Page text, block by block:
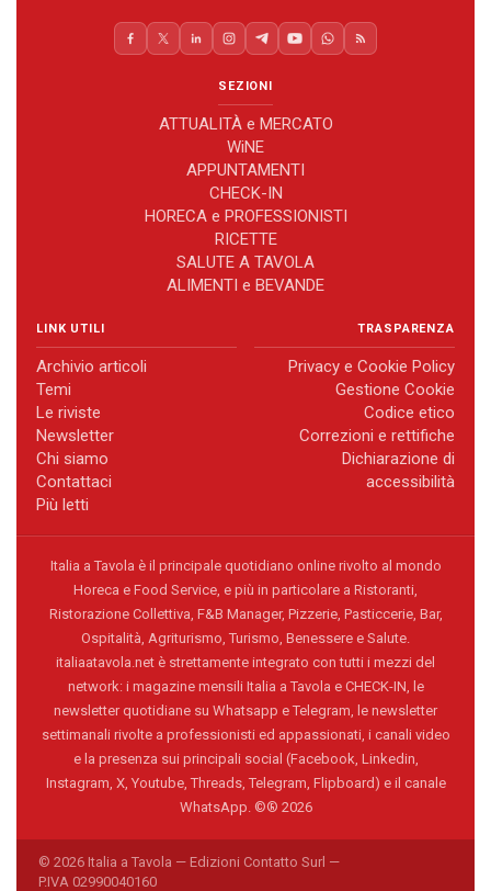
SEZIONI
ATTUALITÀ e MERCATO
WiNE
APPUNTAMENTI
CHECK-IN
HORECA e PROFESSIONISTI
RICETTE
SALUTE A TAVOLA
ALIMENTI e BEVANDE
LINK UTILI
Archivio articoli
Temi
Le riviste
Newsletter
Chi siamo
Contattaci
Più letti
TRASPARENZA
Privacy e Cookie Policy
Gestione Cookie
Codice etico
Correzioni e rettifiche
Dichiarazione di
accessibilità
Italia a Tavola è il principale quotidiano online rivolto al mondo
Horeca e Food Service, e più in particolare a Ristoranti,
Ristorazione Collettiva, F&B Manager, Pizzerie, Pasticcerie, Bar,
Ospitalità, Agriturismo, Turismo, Benessere e Salute.
italiaatavola.net è strettamente integrato con tutti i mezzi del
network: i magazine mensili Italia a Tavola e CHECK-IN, le
newsletter quotidiane su Whatsapp e Telegram, le newsletter
settimanali rivolte a professionisti ed appassionati, i canali video
e la presenza sui principali social (Facebook, Linkedin,
Instagram, X, Youtube, Threads, Telegram, Flipboard) e il canale
WhatsApp. ©® 2026
© 2026 Italia a Tavola — Edizioni Contatto Surl —
P.IVA 02990040160